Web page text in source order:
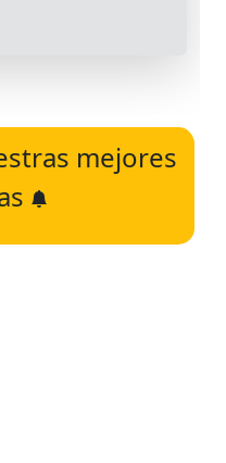
mejores